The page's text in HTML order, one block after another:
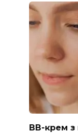
ВВ-крем з